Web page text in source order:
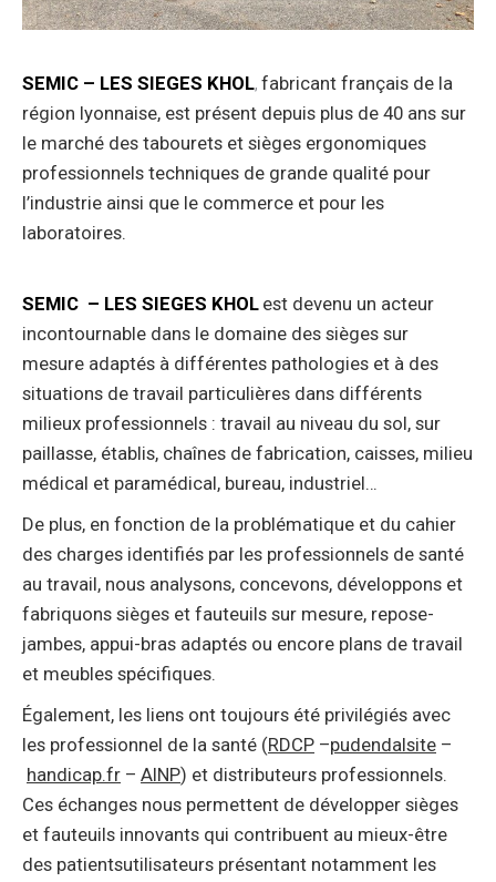
SEMIC – LES SIEGES KHOL, fabricant français de la
région lyonnaise, est présent depuis plus de 40 ans sur
le marché des tabourets et sièges ergonomiques
professionnels techniques de grande qualité pour
l’industrie ainsi que le commerce et pour les
laboratoires.
SEMIC – LES SIEGES KHOL est devenu un acteur
incontournable dans le domaine des sièges sur
mesure adaptés à différentes pathologies et à des
situations de travail particulières dans différents
milieux professionnels : travail au niveau du sol, sur
paillasse, établis, chaînes de fabrication, caisses, milieu
médical et paramédical, bureau, industriel…
De plus, en fonction de la problématique et du cahier
des charges identifiés par les professionnels de santé
au travail, nous analysons, concevons, développons et
fabriquons sièges et fauteuils sur mesure, repose-
jambes, appui-bras adaptés ou encore plans de travail
et meubles spécifiques.
Également, les liens ont toujours été privilégiés avec
les professionnel de la santé (RDCP –pudendalsite –
handicap.fr – AINP) et distributeurs professionnels.
Ces échanges nous permettent de développer sièges
et fauteuils innovants qui contribuent au mieux-être
des patientsutilisateurs présentant notamment les